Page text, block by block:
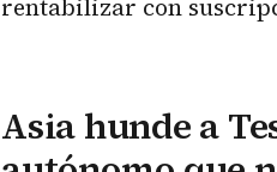
rentabilizar con
Asia hunde a